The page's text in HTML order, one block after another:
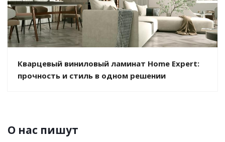
Кварцевый виниловый ламинат Home Expert:
прочность и стиль в одном решении
О нас пишут